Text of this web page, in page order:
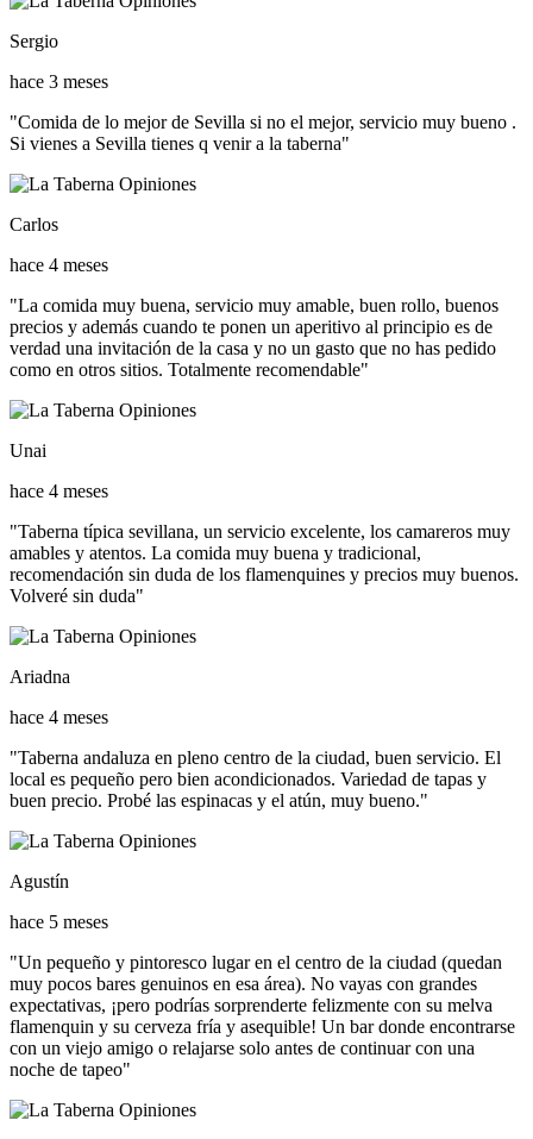
Sergio
hace 3 meses
"Comida de lo mejor de Sevilla si no el mejor, servicio muy bueno .
Si vienes a Sevilla tienes q venir a la taberna"
Carlos
hace 4 meses
"La comida muy buena, servicio muy amable, buen rollo, buenos
precios y además cuando te ponen un aperitivo al principio es de
verdad una invitación de la casa y no un gasto que no has pedido
como en otros sitios. Totalmente recomendable"
Unai
hace 4 meses
"Taberna típica sevillana, un servicio excelente, los camareros muy
amables y atentos. La comida muy buena y tradicional,
recomendación sin duda de los flamenquines y precios muy buenos.
Volveré sin duda"
Ariadna
hace 4 meses
"Taberna andaluza en pleno centro de la ciudad, buen servicio. El
local es pequeño pero bien acondicionados. Variedad de tapas y
buen precio. Probé las espinacas y el atún, muy bueno."
Agustín
hace 5 meses
"Un pequeño y pintoresco lugar en el centro de la ciudad (quedan
muy pocos bares genuinos en esa área). No vayas con grandes
expectativas, ¡pero podrías sorprenderte felizmente con su melva
flamenquin y su cerveza fría y asequible! Un bar donde encontrarse
con un viejo amigo o relajarse solo antes de continuar con una
noche de tapeo"